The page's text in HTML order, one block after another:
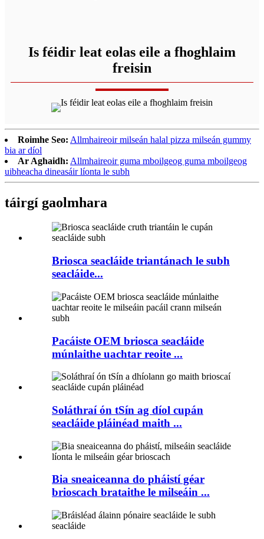
Is féidir leat eolas eile a fhoghlaim
freisin
Roimhe Seo: Allmhaireoir milseán halal pizza milseán gummy
bia ar díol
Ar Aghaidh: Allmhaireoir guma mboilgeog guma mboilgeog
uibheacha dineasáir líonta le subh
táirgí gaolmhara
Briosca seacláide triantánach le subh
seacláide...
Pacáiste OEM briosca seacláide
múnlaithe uachtar reoite ...
Soláthraí ón tSín ag díol cupán
seacláide pláinéad maith ...
Bia sneaiceanna do pháistí géar
brioscach brataithe le milseáin ...